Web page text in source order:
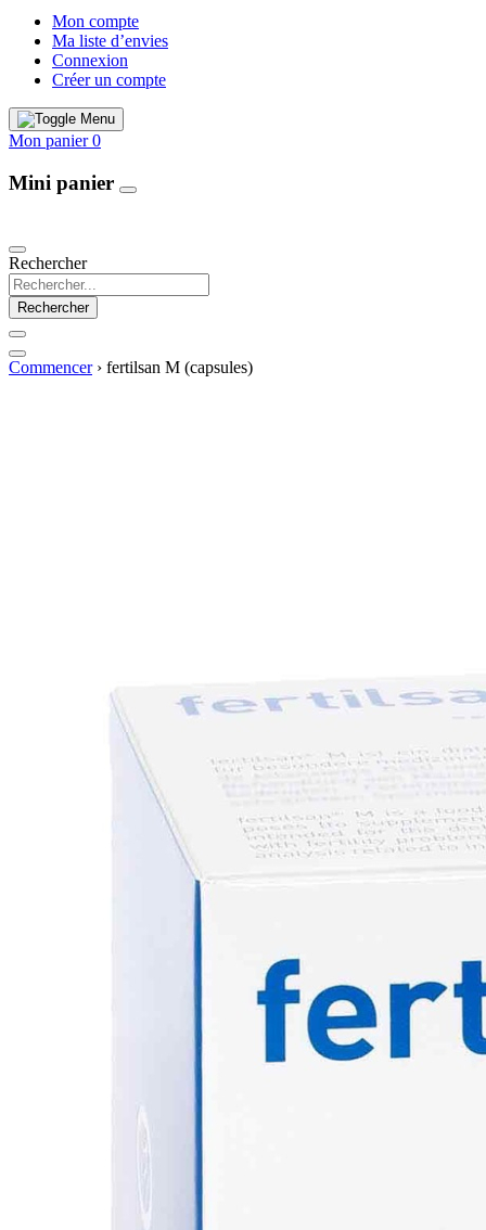
Mon compte
Ma liste d’envies
Connexion
Créer un compte
Mon panier 0
Mini panier
Rechercher
Rechercher
Commencer › fertilsan M (capsules)